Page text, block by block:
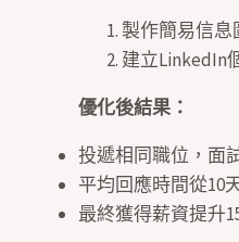
製作簡易信
建立LinkedIn
優化後結果：
投遞相同職位，面
平均回應時間從10
最終獲得薪資提升